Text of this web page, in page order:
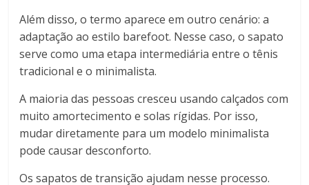
Além disso, o termo aparece em outro cenário: a
adaptação ao estilo barefoot. Nesse caso, o sapato
serve como uma etapa intermediária entre o tênis
tradicional e o minimalista.
A maioria das pessoas cresceu usando calçados com
muito amortecimento e solas rígidas. Por isso,
mudar diretamente para um modelo minimalista
pode causar desconforto.
Os sapatos de transição ajudam nesse processo.